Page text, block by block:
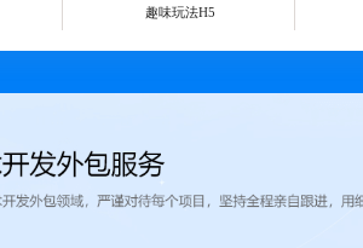
趣味玩法H5